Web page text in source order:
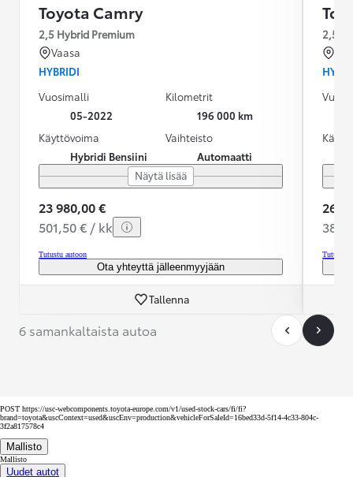
Toyota Camry
2,5 Hybrid Premium
Vaasa
HYBRIDI
Vuosimalli
05-2022
Kilometrit
196 000 km
Käyttövoima
Hybridi Bensiini
Vaihteisto
Automaatti
Näytä lisää
23 980,00 €
501,50 € / kk
Tutustu autoon
Ota yhteyttä jälleenmyyjään
Tallenna
2,5
26
Tutustu
6 samankaltaista autoa
POST https://usc-webcomponents.toyota-europe.com/v1/used-stock-cars/fi/fi?
brand=toyota&uscContext=used&uscEnv=production&vehicleForSaleId=16bed33d-5f14-4c33-804c-
3f2a817578c4
Mallisto
Mallisto
Uudet autot